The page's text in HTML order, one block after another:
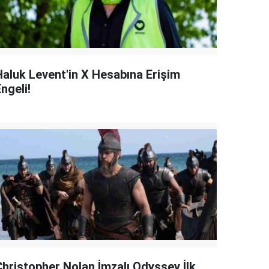
Levent'in X Hesabına Erişim